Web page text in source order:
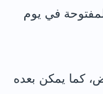
في يوم
كما يمكن بعده